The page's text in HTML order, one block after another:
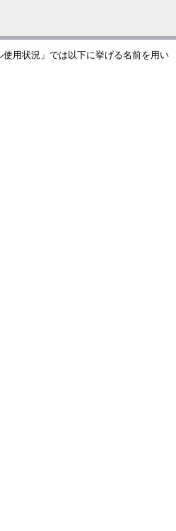
用状況」では以下に挙げる名前を用い